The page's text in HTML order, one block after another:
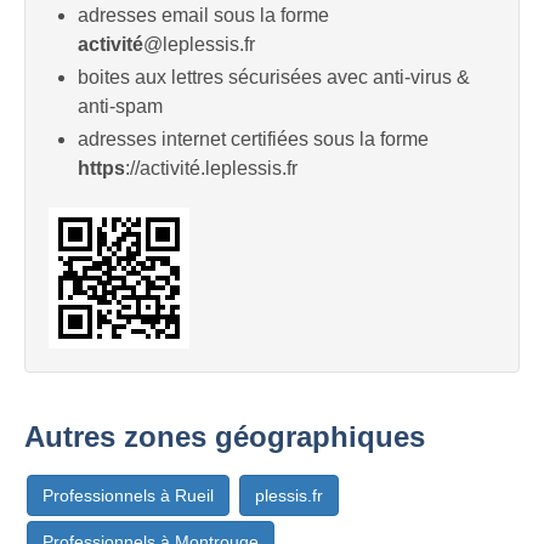
adresses email sous la forme
activité@leplessis.fr
boites aux lettres sécurisées avec anti-virus &
anti-spam
adresses internet certifiées sous la forme
https://activité.leplessis.fr
Autres zones géographiques
Professionnels à Rueil plessis.fr